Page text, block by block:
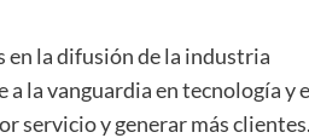
en la difusión de la industria
la vanguardia en tecnología y
servicio y generar más clientes.